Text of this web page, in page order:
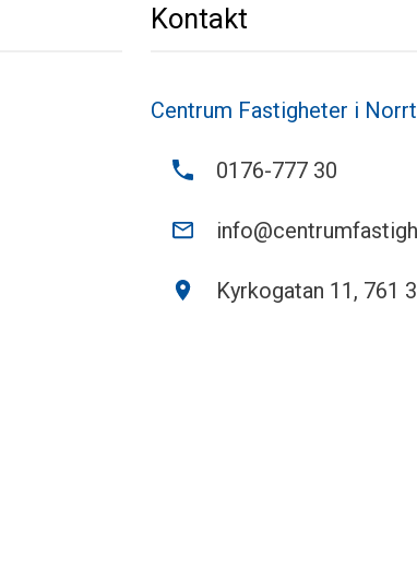
Kontakt
Centrum Fastigheter i
0176-777 30
Kyrkogatan 11, 761